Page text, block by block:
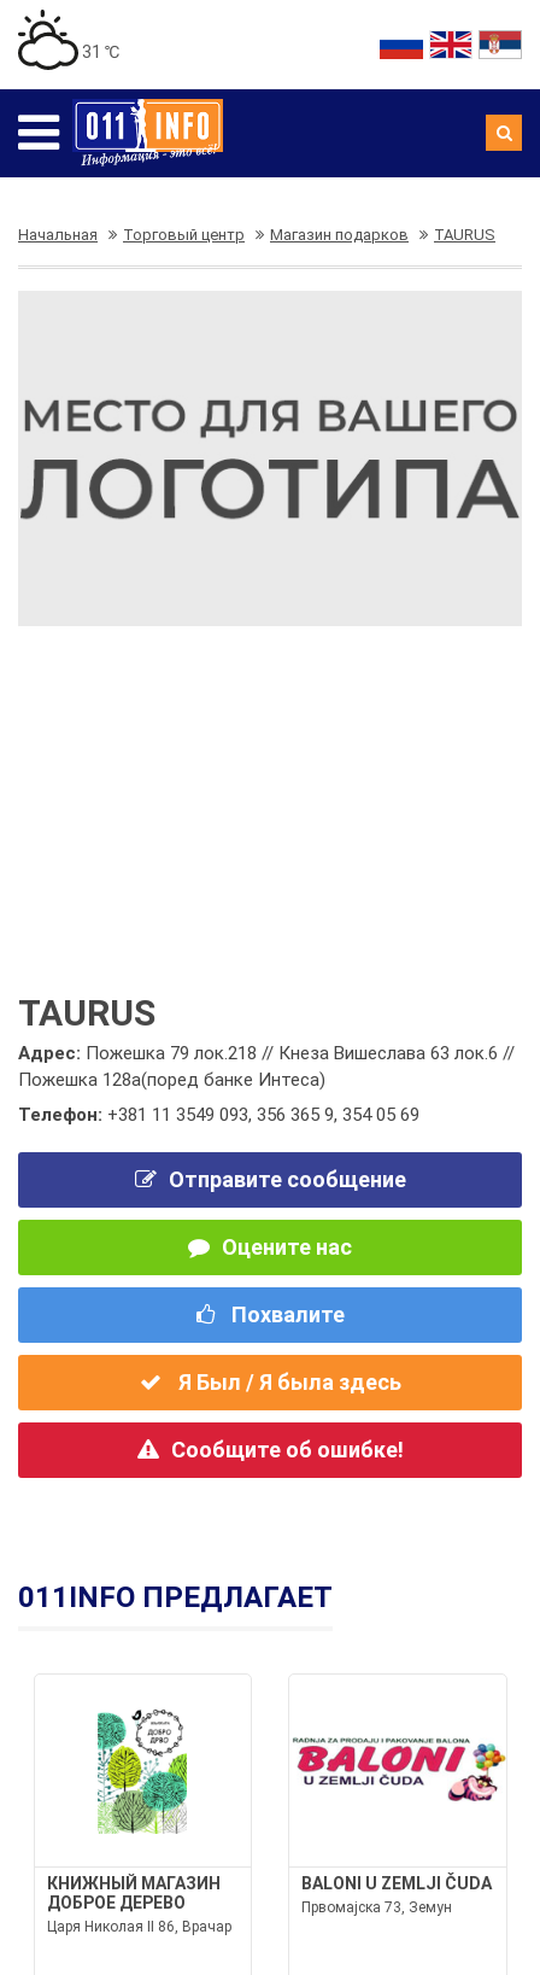
31 ℃
Начальная Торговый центр Магазин подарков TAURUS
TAURUS
Адрес: Пожешка 79 лок.218 // Кнеза Вишеслава 63 лок.6 //
Пожешка 128а(поред банке Интеса)
Телефон: +381 11 3549 093, 356 365 9, 354 05 69
Отправите сообщение
Оцените нас
Похвалите
Я Был / Я была здесь
Сообщите об ошибке!
011INFO ПРЕДЛАГАЕТ
КНИЖНЫЙ МАГАЗИН
ДОБРОЕ ДЕРЕВО
Царя Николая II 86, Врачар
BALONI U ZEMLJI ČUDA
Првомајска 73, Земун